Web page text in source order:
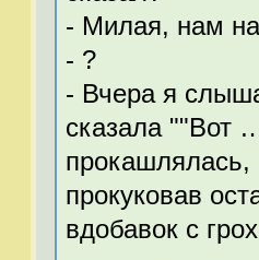
- Милая, нам
- ?
- Вчера я
сказала ""Вот
прокашлялась,
прокуковав
вдобавок с